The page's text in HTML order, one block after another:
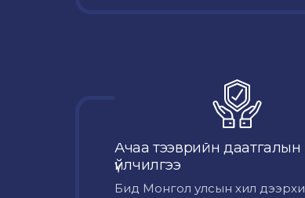
Ачаа тээврийн даатгалын
үйлчилгээ
Бид Монгол улсын хил дээрхи